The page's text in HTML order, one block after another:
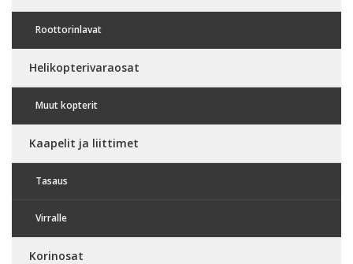
Roottorinlavat
Helikopterivaraosat
Muut kopterit
Kaapelit ja liittimet
Tasaus
Virralle
Korinosat